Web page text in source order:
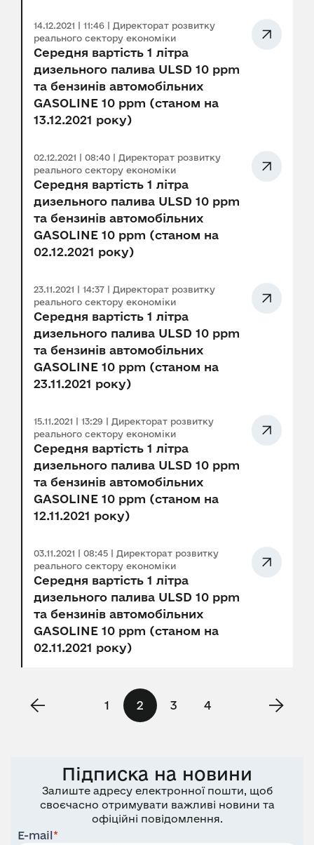
14.12.2021 | 11:46 | Директорат розвитку
реального сектору економіки
Середня вартість 1 літра
дизельного палива ULSD 10 ppm
та бензинів автомобільних
GASOLINE 10 ppm (станом на
13.12.2021 року)
02.12.2021 | 08:40 | Директорат розвитку
реального сектору економіки
Середня вартість 1 літра
дизельного палива ULSD 10 ppm
та бензинів автомобільних
GASOLINE 10 ppm (станом на
02.12.2021 року)
23.11.2021 | 14:37 | Директорат розвитку
реального сектору економіки
Середня вартість 1 літра
дизельного палива ULSD 10 ppm
та бензинів автомобільних
GASOLINE 10 ppm (станом на
23.11.2021 року)
15.11.2021 | 13:29 | Директорат розвитку
реального сектору економіки
Середня вартість 1 літра
дизельного палива ULSD 10 ppm
та бензинів автомобільних
GASOLINE 10 ppm (станом на
12.11.2021 року)
03.11.2021 | 08:45 | Директорат розвитку
реального сектору економіки
Середня вартість 1 літра
дизельного палива ULSD 10 ppm
та бензинів автомобільних
GASOLINE 10 ppm (станом на
02.11.2021 року)
1 2 3 4
Підписка на новини
Залиште адресу електронної пошти, щоб
своєчасно отримувати важливі новини та
офіційні повідомлення.
E-mail*